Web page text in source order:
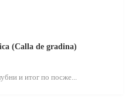
(Calla de gradina)
и итог по посже...